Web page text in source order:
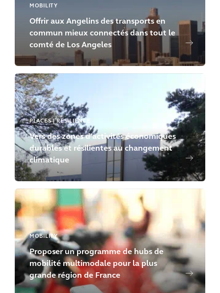
MOBILITY
Offrir aux Angelins des transports en
commun mieux connectés dans tout le
comté de Los Angeles
PLACES | RESILIENCE
Vers des zones d'activités économiques
durables et résilientes au changement
climatique
MOBILITY
Proposer un programme de hubs de
mobilité multimodale pour la plus
grande région de France